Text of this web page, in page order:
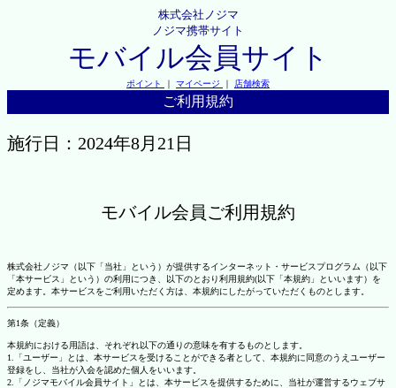
株式会社ノジマ
ノジマ携帯サイト
モバイル会員サイト
ポイント ｜ マイページ ｜ 店舗検索
ご利用規約
施行日：2024年8月21日
モバイル会員ご利用規約
株式会社ノジマ（以下「当社」という）が提供するインターネット・サービスプログラム（以下
「本サービス」という）の利用につき、以下のとおり利用規約(以下「本規約」といいます）を
定めます。本サービスをご利用いただく方は、本規約にしたがっていただくものとします。
第1条（定義）
本規約における用語は、それぞれ以下の通りの意味を有するものとします。
1.「ユーザー」とは、本サービスを受けることができる者として、本規約に同意のうえユーザー
登録をし、当社が入会を認めた個人をいいます。
2.「ノジマモバイル会員サイト」とは、本サービスを提供するために、当社が運営するウェブサ